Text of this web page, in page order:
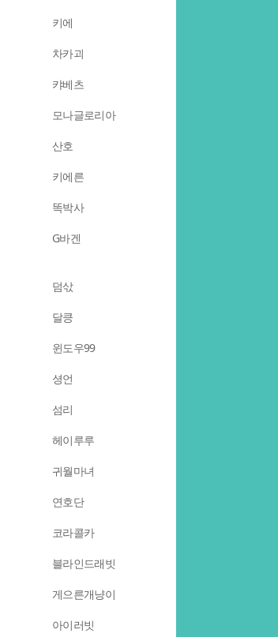
키에
차카괴
캬베츠
모나글로리아
산호
키에른
똑박사
G바겐
덤삯
달킁
윈도우99
셩언
섬리
헤이루루
귀월마녀
연호단
코라콜카
블라인드래빗
게으른개냥이
아이러빗